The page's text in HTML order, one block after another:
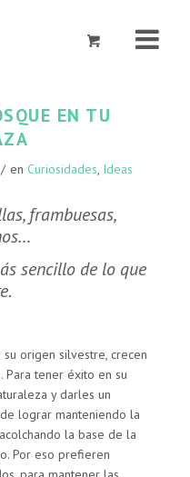
EN TU
/ en Curiosidades, Ideas
frambuesas,
sencillo de lo que
su origen silvestre, crecen
Para tener éxito en su
y darles un
lograr manteniendo la
la base de la
Por eso prefieren